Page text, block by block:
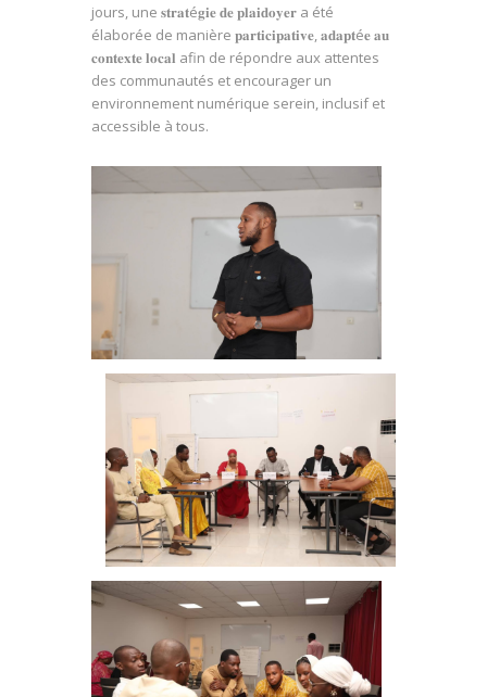
jours, une 𝐬𝐭𝐫𝐚𝐭é𝐠𝐢𝐞 𝐝𝐞 𝐩𝐥𝐚𝐢𝐝𝐨𝐲𝐞𝐫 a été
élaborée de manière 𝐩𝐚𝐫𝐭𝐢𝐜𝐢𝐩𝐚𝐭𝐢𝐯𝐞, 𝐚𝐝𝐚𝐩𝐭é𝐞 𝐚𝐮
𝐜𝐨𝐧𝐭𝐞𝐱𝐭𝐞 𝐥𝐨𝐜𝐚𝐥 afin de répondre aux attentes
des communautés et encourager un
environnement numérique serein, inclusif et
accessible à tous.